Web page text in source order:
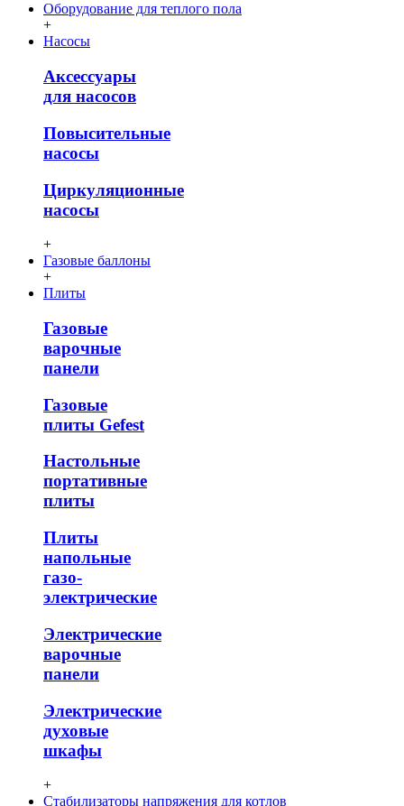
Оборудование для теплого пола
+
Насосы
Аксессуары
для насосов
Повысительные
насосы
Циркуляционные
насосы
+
Газовые баллоны
+
Плиты
Газовые
варочные
панели
Газовые
плиты Gefest
Настольные
портативные
плиты
Плиты
напольные
газо-
электрические
Электрические
варочные
панели
Электрические
духовые
шкафы
+
Стабилизаторы напряжения для котлов